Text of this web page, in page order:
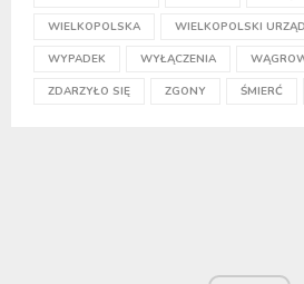
WIELKOPOLSKA WIELKOPOLSKI
WYPADEK WYŁĄCZENIA
ZDARZYŁO SIĘ ZGONY ŚMIERĆ